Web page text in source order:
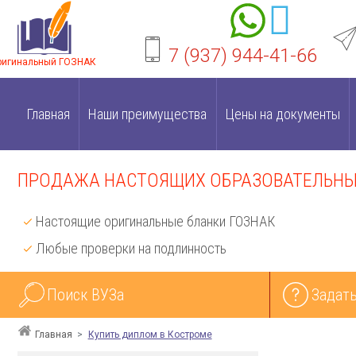
ГОЗНАК 7 (937) 944-41-66
Главная Наши преимущества Цены на документы
ПРОДАЖА НАСТОЯЩИХ
Настоящие оригинальные бланки ГОЗНАК
Любые проверки на подлинность
Поиск ВУЗа
Главная Купить диплом в Костроме